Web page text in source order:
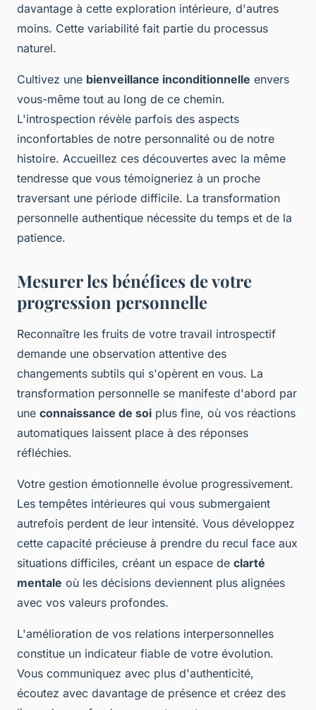
davantage à cette exploration intérieure, d'autres
moins. Cette variabilité fait partie du processus
naturel.
Cultivez une bienveillance inconditionnelle envers
vous-même tout au long de ce chemin.
L'introspection révèle parfois des aspects
inconfortables de notre personnalité ou de notre
histoire. Accueillez ces découvertes avec la même
tendresse que vous témoigneriez à un proche
traversant une période difficile. La transformation
personnelle authentique nécessite du temps et de la
patience.
Mesurer les bénéfices de votre
progression personnelle
Reconnaître les fruits de votre travail introspectif
demande une observation attentive des
changements subtils qui s'opèrent en vous. La
transformation personnelle se manifeste d'abord par
une connaissance de soi plus fine, où vos réactions
automatiques laissent place à des réponses
réfléchies.
Votre gestion émotionnelle évolue progressivement.
Les tempêtes intérieures qui vous submergaient
autrefois perdent de leur intensité. Vous développez
cette capacité précieuse à prendre du recul face aux
situations difficiles, créant un espace de clarté
mentale où les décisions deviennent plus alignées
avec vos valeurs profondes.
L'amélioration de vos relations interpersonnelles
constitue un indicateur fiable de votre évolution.
Vous communiquez avec plus d'authenticité,
écoutez avec davantage de présence et créez des